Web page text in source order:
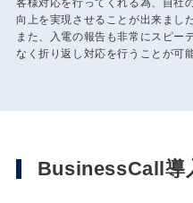
客様対応を行ってくれる為、自社
向上を実現させることが出来ました
また、入電の報告も非常にスピー
なく折り返し対応を行うことが可
BusinessCall導